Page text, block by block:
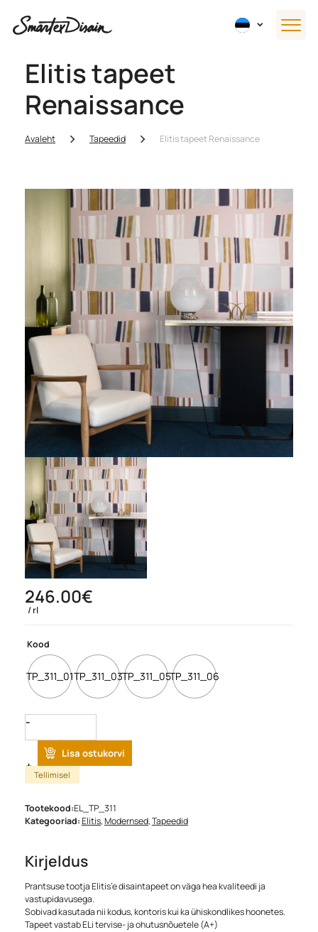
Elitis tapeet
Renaissance
Avaleht Tapeedid Elitis tapeet Renaissance
246.00€
rl
Kood
TP_311_01TP_311_03TP_311_05TP_311_06
Quantity
Lisa ostukorvi
Tellimisel
Tootekood:EL_TP_311
Kategooriad:Elitis,Modernsed,Tapeedid
Kirjeldus
Prantsuse tootja Elitis’e disaintapeet on väga hea kvaliteedi ja
vastupidavusega.
Sobivad kasutada nii kodus, kontoris kui ka ühiskondlikes hoonetes.
Tapeet vastab ELi tervise- ja ohutusnõuetele (A+)